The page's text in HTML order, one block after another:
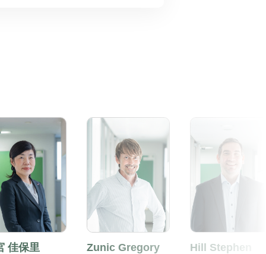
佳保里
Zunic Gregory
Hill Stephen